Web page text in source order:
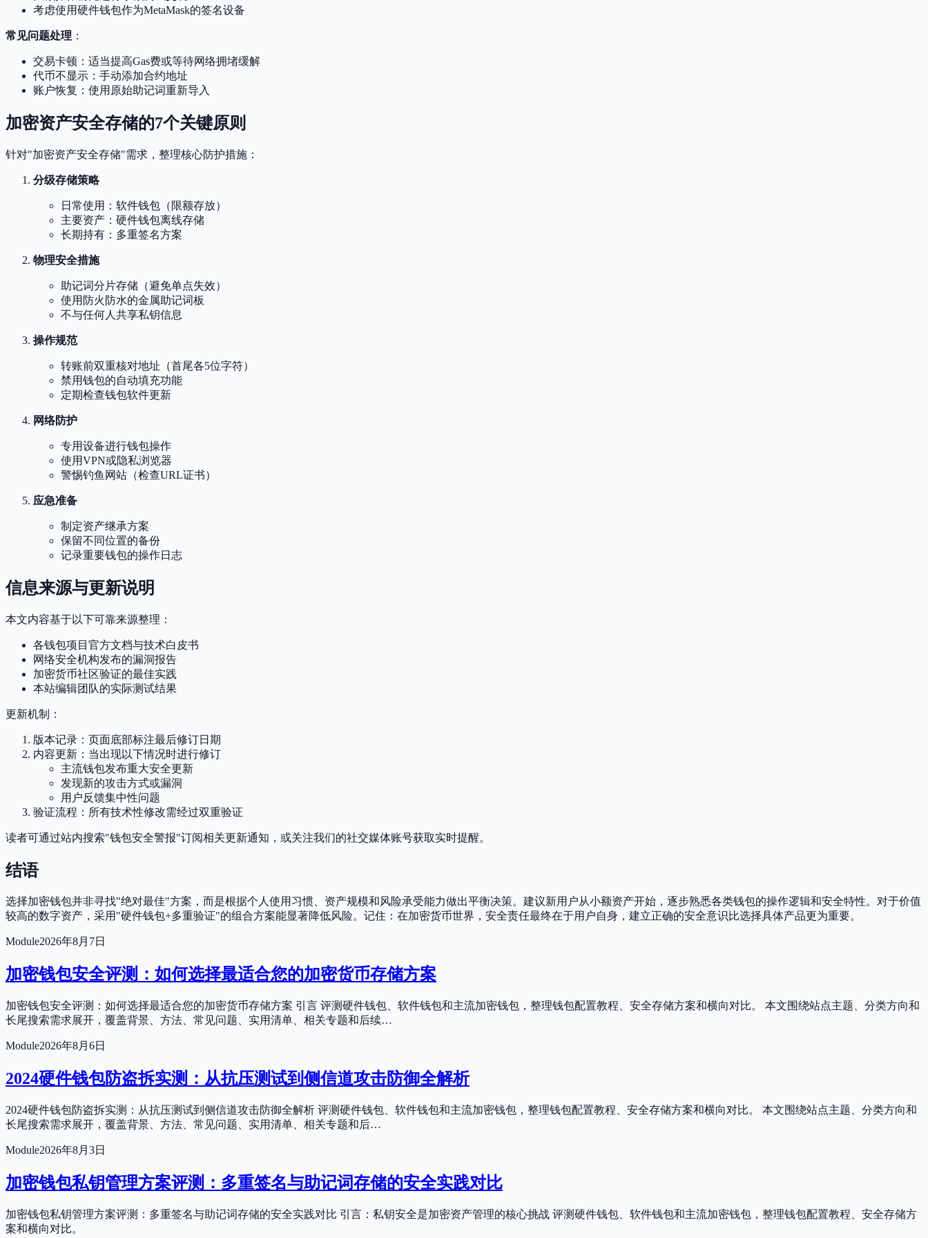
考虑使用硬件钱包作为MetaMask的签名设备
常见问题处理 ：
交易卡顿：适当提高Gas费或等待网络拥堵缓解
代币不显示：手动添加合约地址
账户恢复：使用原始助记词重新导入
加密资产安全存储的7个关键原则
针对"加密资产安全存储"需求，整理核心防护措施：
分级存储策略
日常使用：软件钱包（限额存放）
主要资产：硬件钱包离线存储
长期持有：多重签名方案
物理安全措施
助记词分片存储（避免单点失效）
使用防火防水的金属助记词板
不与任何人共享私钥信息
操作规范
转账前双重核对地址（首尾各5位字符）
禁用钱包的自动填充功能
定期检查钱包软件更新
网络防护
专用设备进行钱包操作
使用VPN或隐私浏览器
警惕钓鱼网站（检查URL证书）
应急准备
制定资产继承方案
保留不同位置的备份
记录重要钱包的操作日志
信息来源与更新说明
本文内容基于以下可靠来源整理：
各钱包项目官方文档与技术白皮书
网络安全机构发布的漏洞报告
加密货币社区验证的最佳实践
本站编辑团队的实际测试结果
更新机制：
版本记录：页面底部标注最后修订日期
内容更新：当出现以下情况时进行修订
主流钱包发布重大安全更新
发现新的攻击方式或漏洞
用户反馈集中性问题
验证流程：所有技术性修改需经过双重验证
读者可通过站内搜索"钱包安全警报"订阅相关更新通知，或关注我们的社交媒体账号获取实时提醒。
结语
选择加密钱包并非寻找"绝对最佳"方案，而是根据个人使用习惯、资产规模和风险承受能力做出平衡决策。建议新用户从小额资产开始，逐步熟悉各类钱包的操作逻辑和安全特性。对于价值
较高的数字资产，采用"硬件钱包+多重验证"的组合方案能显著降低风险。记住：在加密货币世界，安全责任最终在于用户自身，建立正确的安全意识比选择具体产品更为重要。
Module2026年8月7日
加密钱包安全评测：如何选择最适合您的加密货币存储方案
加密钱包安全评测：如何选择最适合您的加密货币存储方案 引言 评测硬件钱包、软件钱包和主流加密钱包，整理钱包配置教程、安全存储方案和横向对比。 本文围绕站点主题、分类方向和
长尾搜索需求展开，覆盖背景、方法、常见问题、实用清单、相关专题和后续…
Module2026年8月6日
2024硬件钱包防盗拆实测：从抗压测试到侧信道攻击防御全解析
2024硬件钱包防盗拆实测：从抗压测试到侧信道攻击防御全解析 评测硬件钱包、软件钱包和主流加密钱包，整理钱包配置教程、安全存储方案和横向对比。 本文围绕站点主题、分类方向和
长尾搜索需求展开，覆盖背景、方法、常见问题、实用清单、相关专题和后…
Module2026年8月3日
加密钱包私钥管理方案评测：多重签名与助记词存储的安全实践对比
加密钱包私钥管理方案评测：多重签名与助记词存储的安全实践对比 引言：私钥安全是加密资产管理的核心挑战 评测硬件钱包、软件钱包和主流加密钱包，整理钱包配置教程、安全存储方
案和横向对比。